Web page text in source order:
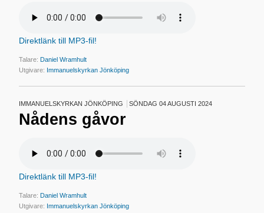
Direktlänk till MP3-fil!
Talare:Daniel Wramhult
Utgivare: Immanuelskyrkan Jönköping
IMMANUELSKYRKAN JÖNKÖPING SÖNDAG 04 AUGUSTI 2024
Nådens gåvor
Direktlänk till MP3-fil!
Talare:Daniel Wramhult
Utgivare: Immanuelskyrkan Jönköping